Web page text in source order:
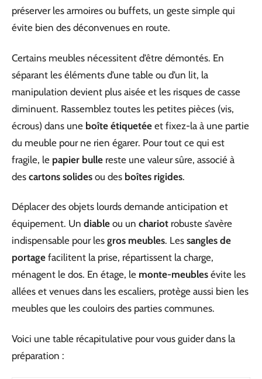
préserver les armoires ou buffets, un geste simple qui
évite bien des déconvenues en route.
Certains meubles nécessitent d’être démontés. En
séparant les éléments d’une table ou d’un lit, la
manipulation devient plus aisée et les risques de casse
diminuent. Rassemblez toutes les petites pièces (vis,
écrous) dans une boîte étiquetée et fixez-la à une partie
du meuble pour ne rien égarer. Pour tout ce qui est
fragile, le papier bulle reste une valeur sûre, associé à
des cartons solides ou des boîtes rigides.
Déplacer des objets lourds demande anticipation et
équipement. Un diable ou un chariot robuste s’avère
indispensable pour les gros meubles. Les sangles de
portage facilitent la prise, répartissent la charge,
ménagent le dos. En étage, le monte-meubles évite les
allées et venues dans les escaliers, protège aussi bien les
meubles que les couloirs des parties communes.
Voici une table récapitulative pour vous guider dans la
préparation :